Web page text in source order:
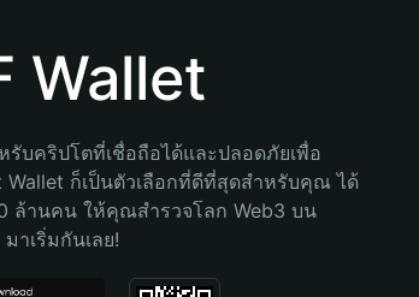
Wallet
รับคริปโตที่เชื่อถือได้และปลอดภัยเพื่อ
ก็เป็นตัวเลือกที่ดีที่สุดสำหรับคุณ ได้
ล้านคน ให้คุณสำรวจโลก Web3 บน
าเริ่มกันเลย!